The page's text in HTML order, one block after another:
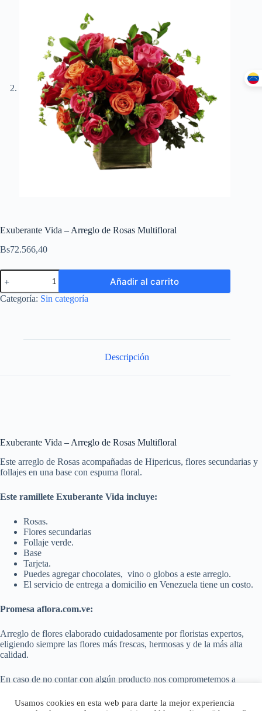
Exuberante Vida – Arreglo de Rosas Multifloral
Bs72.566,40
Añadir al carrito
Categoría: Sin categoría
Descripción
Exuberante Vida – Arreglo de Rosas Multifloral
Este arreglo de Rosas acompañadas de Hipericus, flores secundarias y
follajes en una base con espuma floral.
Este ramillete Exuberante Vida incluye:
Rosas.
Flores secundarias
Follaje verde.
Base
Tarjeta.
Puedes agregar chocolates, vino o globos a este arreglo.
El servicio de entrega a domicilio en Venezuela tiene un costo.
Promesa aflora.com.ve:
Arreglo de flores elaborado cuidadosamente por floristas expertos,
eligiendo siempre las flores más frescas, hermosas y de la más alta
calidad.
En caso de no contar con algún producto nos comprometemos a
Usamos cookies en esta web para darte la mejor experiencia